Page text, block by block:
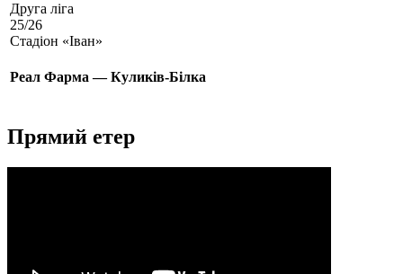
Друга ліга
25/26
Стадіон «Іван»
Реал Фарма — Куликів-Білка
Прямий етер